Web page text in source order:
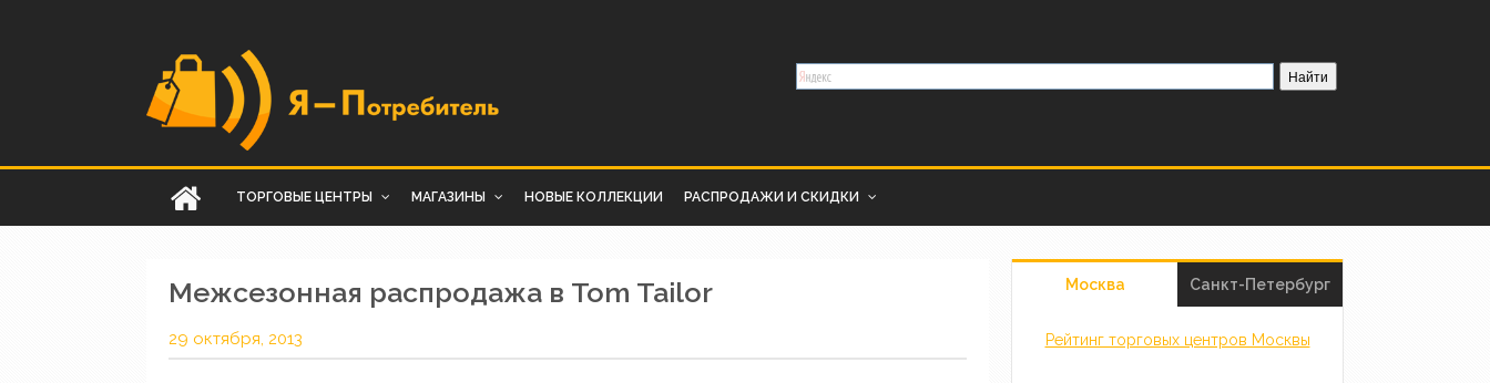
ТОРГОВЫЕ ЦЕНТРЫ МАГАЗИНЫ НОВЫЕ КОЛЛЕКЦИИ РАСПРОДАЖИ И СКИДКИ
Межсезонная распродажа в Tom Tailor
29 октября, 2013
Москва Санкт-Петербург
Рейтинг торговых центров Москвы